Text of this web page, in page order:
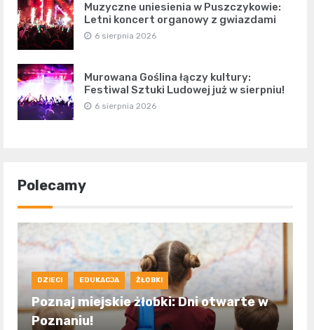
Muzyczne uniesienia w Puszczykowie:
Letni koncert organowy z gwiazdami
6 sierpnia 2026
Murowana Goślina łączy kultury:
Festiwal Sztuki Ludowej już w sierpniu!
6 sierpnia 2026
Polecamy
DZIECI EDUKACJA ŻŁOBKI
Poznaj miejskie żłobki: Dni otwarte w
Poznaniu!